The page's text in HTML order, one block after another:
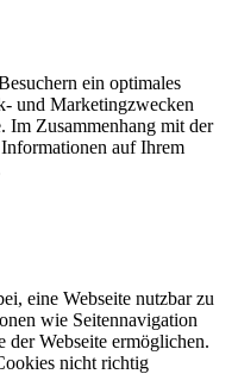
ein optimales
und Marketingzwecken
Im Zusammenhang mit der
auf Ihrem
eine Webseite nutzbar zu
wie Seitennavigation
Webseite ermöglichen.
nicht richtig